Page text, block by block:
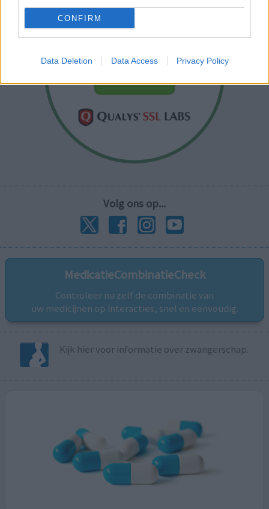
CONFIRM
Data Deletion Data Access Privacy Policy
Volg ons op...
MedicatieCombinatieCheck
Controleer nu zelf de combinatie van
uw medicijnen op interacties, snel en eenvoudig.
Kijk hier voor informatie over zwangerschap.